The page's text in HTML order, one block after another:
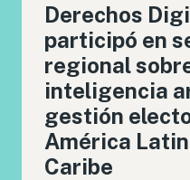
Derechos
participó en
regional
inteligencia
gestión
América
Caribe